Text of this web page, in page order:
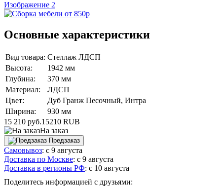
Основные характеристики
Вид товара: Стеллаж ЛДСП
Высота:
1942 мм
Глубина:
370 мм
Материал:
ЛДСП
Цвет:
Дуб Гранж Песочный, Интра
Ширина:
930 мм
15 210 руб.15210 RUB
На заказ
Предзаказ
Самовывоз: с 9 августа
Доставка по Москве: с 9 августа
Доставка в регионы РФ: с 10 августа
Поделитесь информацией с друзьями: